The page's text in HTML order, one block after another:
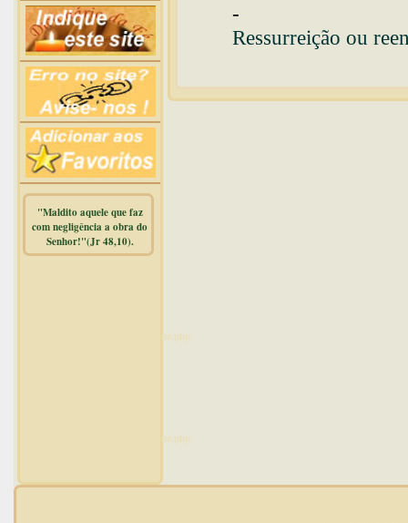
"Maldito aquele que faz
com negligência a obra do
Senhor!"(Jr 48,10).
/home/dicionar/public_html/online.php
/home/dicionar/public_html/online.php
-
Ressurreição ou